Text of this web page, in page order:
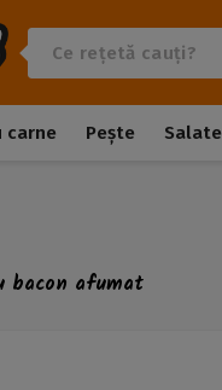
carne Pește Salate
bacon afumat